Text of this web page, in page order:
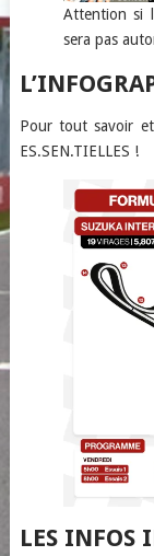
Attention si
sera pas
Pour tout savoir
ES.SEN.TIELLES !
LES INFOS